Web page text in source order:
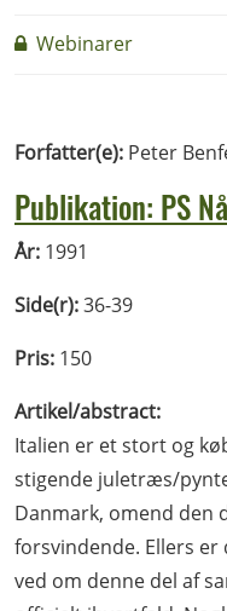
Webinarer
Forfatter(e): Peter
Publikation: PS
År: 1991
Side(r):36-39
Pris: 150
Artikel/abstract:
Italien er et stort og
stigende juletræs/
Danmark, omend den
forsvindende. Ellers
ved om denne del af